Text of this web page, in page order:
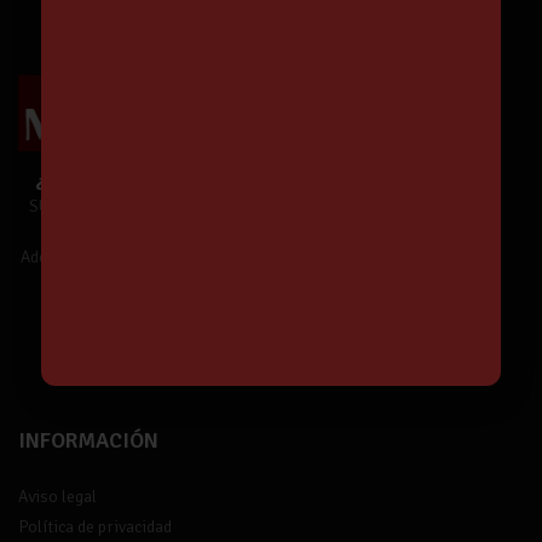
¿Te unes a Nuestra Comunidad?
SUSCRÍBETE y estarás informado de
Además,
INFORMACIÓN
Aviso legal
Política de privacidad